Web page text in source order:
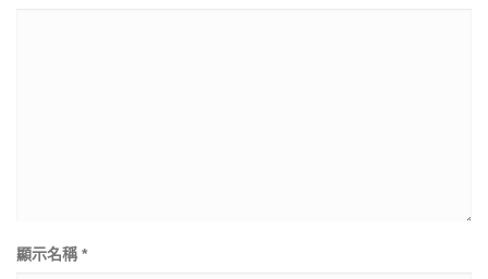
顯示名稱 *